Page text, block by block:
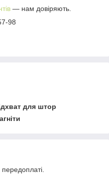
— нам довіряють.
98
для штор